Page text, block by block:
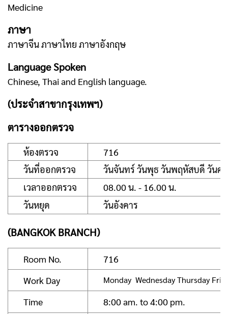
Medicine
ภาษา
ภาษาจีน ภาษาไทย ภาษาอังกฤษ
Language Spoken
Chinese, Thai and English language.
(ประจำสาขากรุงเทพฯ)
ตารางออกตรวจ
ห้องตรวจ
716
วันที่ออกตรวจ
วันจันทร์ วันพุธ วันพฤหัสบดี วันศุก
เวลาออกตรวจ
08.00 น. - 16.00 น.
วันหยุด
วันอังคาร
(BANGKOK BRANCH)
Room No.
716
Work Day
Monday Wednesday Thursday
Time
8:00 am. to 4:00 pm.